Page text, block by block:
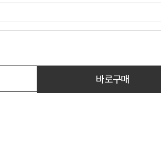
바로구매